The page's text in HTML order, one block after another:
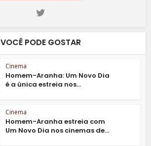
VOCÊ PODE GOSTAR
Cinema
Homem-Aranha: Um Novo Dia
é a única estreia nos...
Cinema
Homem-Aranha estreia com
Um Novo Dia nos cinemas de...